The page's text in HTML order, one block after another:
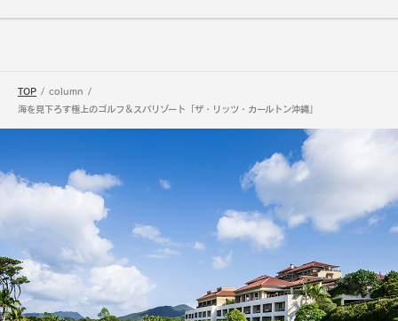
TOP
column
海を見下ろす極上のゴルフ＆スパリゾート「ザ・リッツ・カールトン沖縄」